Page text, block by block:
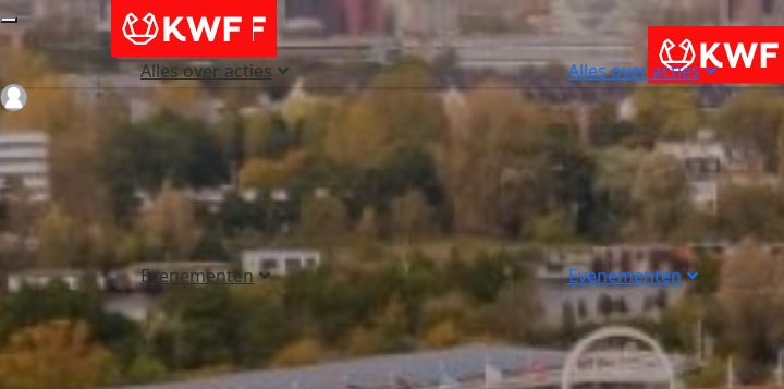
Alles over acties
Evenementen
Alles over acties
Evenementen
Login